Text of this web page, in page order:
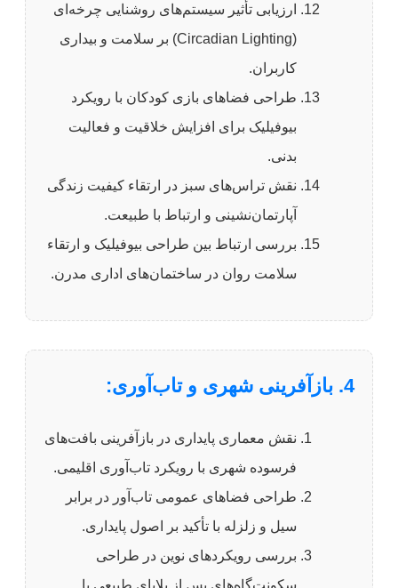
ارزیابی تأثیر سیستم‌های روشنایی چرخه‌ای
(Circadian Lighting) بر سلامت و بیداری
کاربران.
طراحی فضاهای بازی کودکان با رویکرد
بیوفیلیک برای افزایش خلاقیت و فعالیت
بدنی.
نقش تراس‌های سبز در ارتقاء کیفیت زندگی
آپارتمان‌نشینی و ارتباط با طبیعت.
بررسی ارتباط بین طراحی بیوفیلیک و ارتقاء
سلامت روان در ساختمان‌های اداری مدرن.
4. بازآفرینی شهری و تاب‌آوری:
نقش معماری پایداری در بازآفرینی بافت‌های
فرسوده شهری با رویکرد تاب‌آوری اقلیمی.
طراحی فضاهای عمومی تاب‌آور در برابر
سیل و زلزله با تأکید بر اصول پایداری.
بررسی رویکردهای نوین در طراحی
سکونت‌گاه‌های پس از بلایای طبیعی با